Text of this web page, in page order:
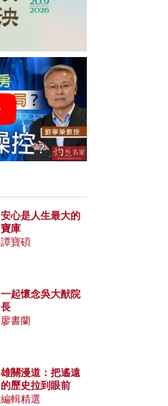
安心是人生最大的
寶庫
譚寶碩
一起懷念吳大猷院
長
廖書蘭
雄關漫道：把遙遠
的歷史拉到眼前
編輯精選